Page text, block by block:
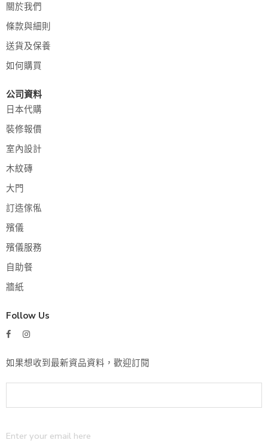
關於我們
條款與細則
送貨及保養
如何購買
公司資料
日本代購
裝修報價
室內設計
木紋磚
大門
訂造傢俬
殯儀
殯儀服務
自助餐
牆紙
Follow Us
如果想收到最新資品資料，歡迎訂閱